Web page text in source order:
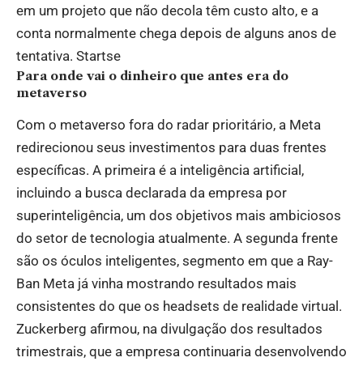
em um projeto que não decola têm custo alto, e a
conta normalmente chega depois de alguns anos de
tentativa. Startse
Para onde vai o dinheiro que antes era do
metaverso
Com o metaverso fora do radar prioritário, a Meta
redirecionou seus investimentos para duas frentes
específicas. A primeira é a inteligência artificial,
incluindo a busca declarada da empresa por
superinteligência, um dos objetivos mais ambiciosos
do setor de tecnologia atualmente. A segunda frente
são os óculos inteligentes, segmento em que a Ray-
Ban Meta já vinha mostrando resultados mais
consistentes do que os headsets de realidade virtual.
Zuckerberg afirmou, na divulgação dos resultados
trimestrais, que a empresa continuaria desenvolvendo